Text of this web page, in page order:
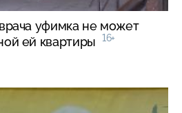
уфимка не может
ей квартиры
16+